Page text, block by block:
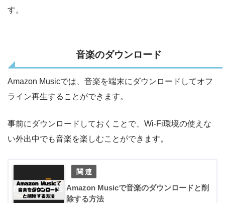
す。
音楽のダウンロード
Amazon Musicでは、音楽を端末にダウンロードしてオフ
ライン再生することができます。
事前にダウンロードしておくことで、Wi-Fi環境の使えな
い外出中でも音楽を楽しむことができます。
Amazon Musicで音楽のダウンロードと削
除する方法